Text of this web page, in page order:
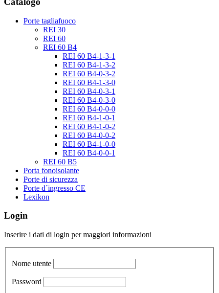
Porte tagliafuoco
REI 30
REI 60
REI 60 B4
REI 60 B4-1-3-1
REI 60 B4-1-3-2
REI 60 B4-0-3-2
REI 60 B4-1-3-0
REI 60 B4-0-3-1
REI 60 B4-0-3-0
REI 60 B4-0-0-0
REI 60 B4-1-0-1
REI 60 B4-1-0-2
REI 60 B4-0-0-2
REI 60 B4-1-0-0
REI 60 B4-0-0-1
REI 60 B5
Porta fonoisolante
Porte di sicurezza
Porte d´ingresso CE
Lexikon
Login
Inserire i dati di login per maggiori informazioni
Nome utente
Password